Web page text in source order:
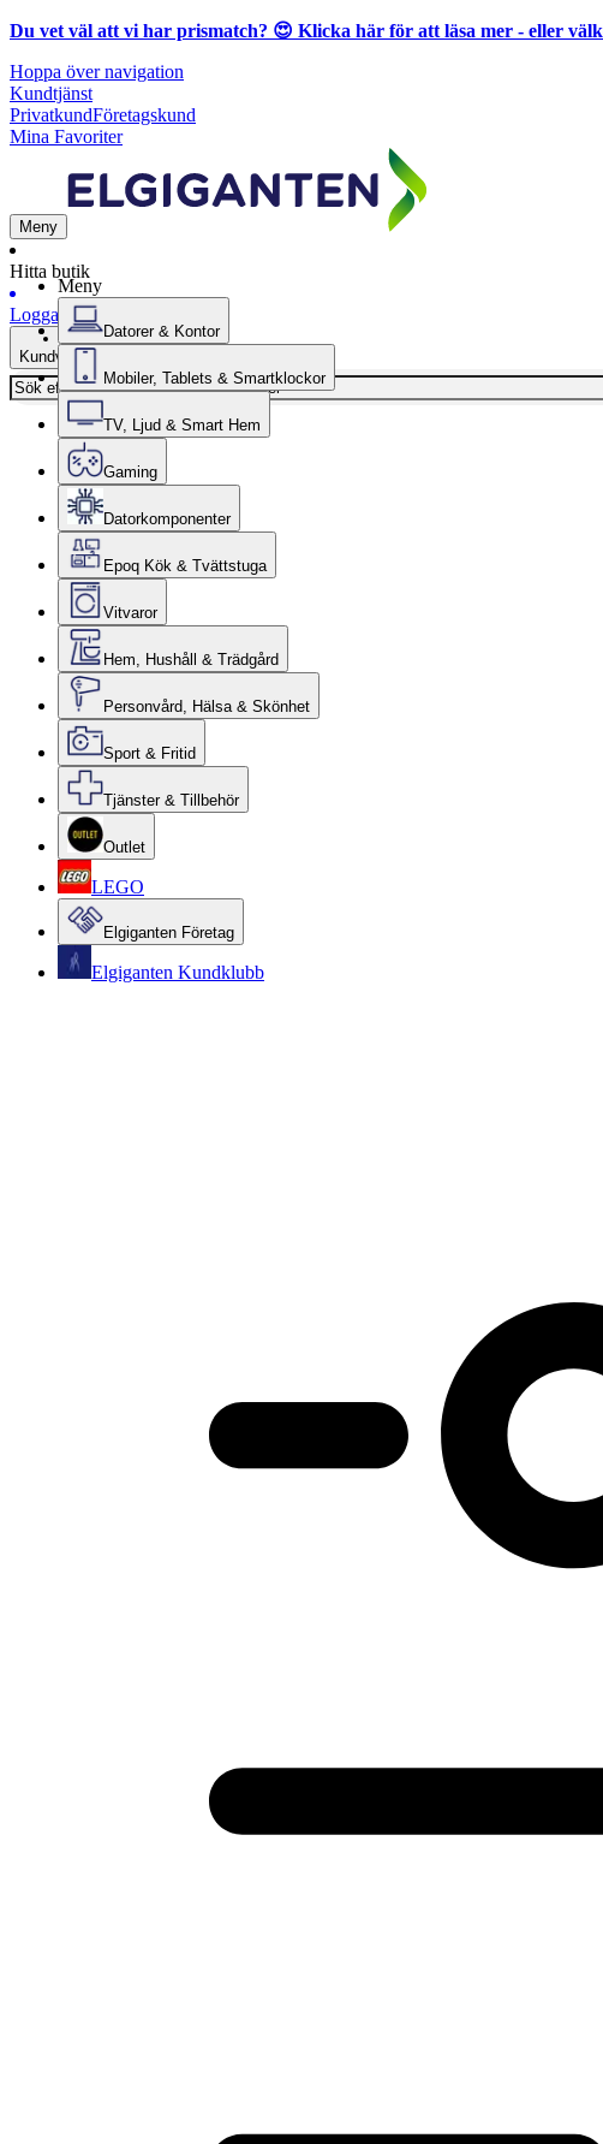
Du vet väl att vi har prismatch? 😍 Klicka här för att läsa mer - eller
Hoppa över navigation
Kundtjänst
PrivatkundFöretagskund
Mina Favoriter
Meny
Hitta butik
Logga in
Kundvagn
Meny
Datorer & Kontor
Mobiler, Tablets & Smartklockor
TV, Ljud & Smart Hem
Gaming
Datorkomponenter
Epoq Kök & Tvättstuga
Vitvaror
Hem, Hushåll & Trädgård
Personvård, Hälsa & Skönhet
Sport & Fritid
Tjänster & Tillbehör
Outlet
LEGO
Elgiganten Företag
Elgiganten Kundklubb